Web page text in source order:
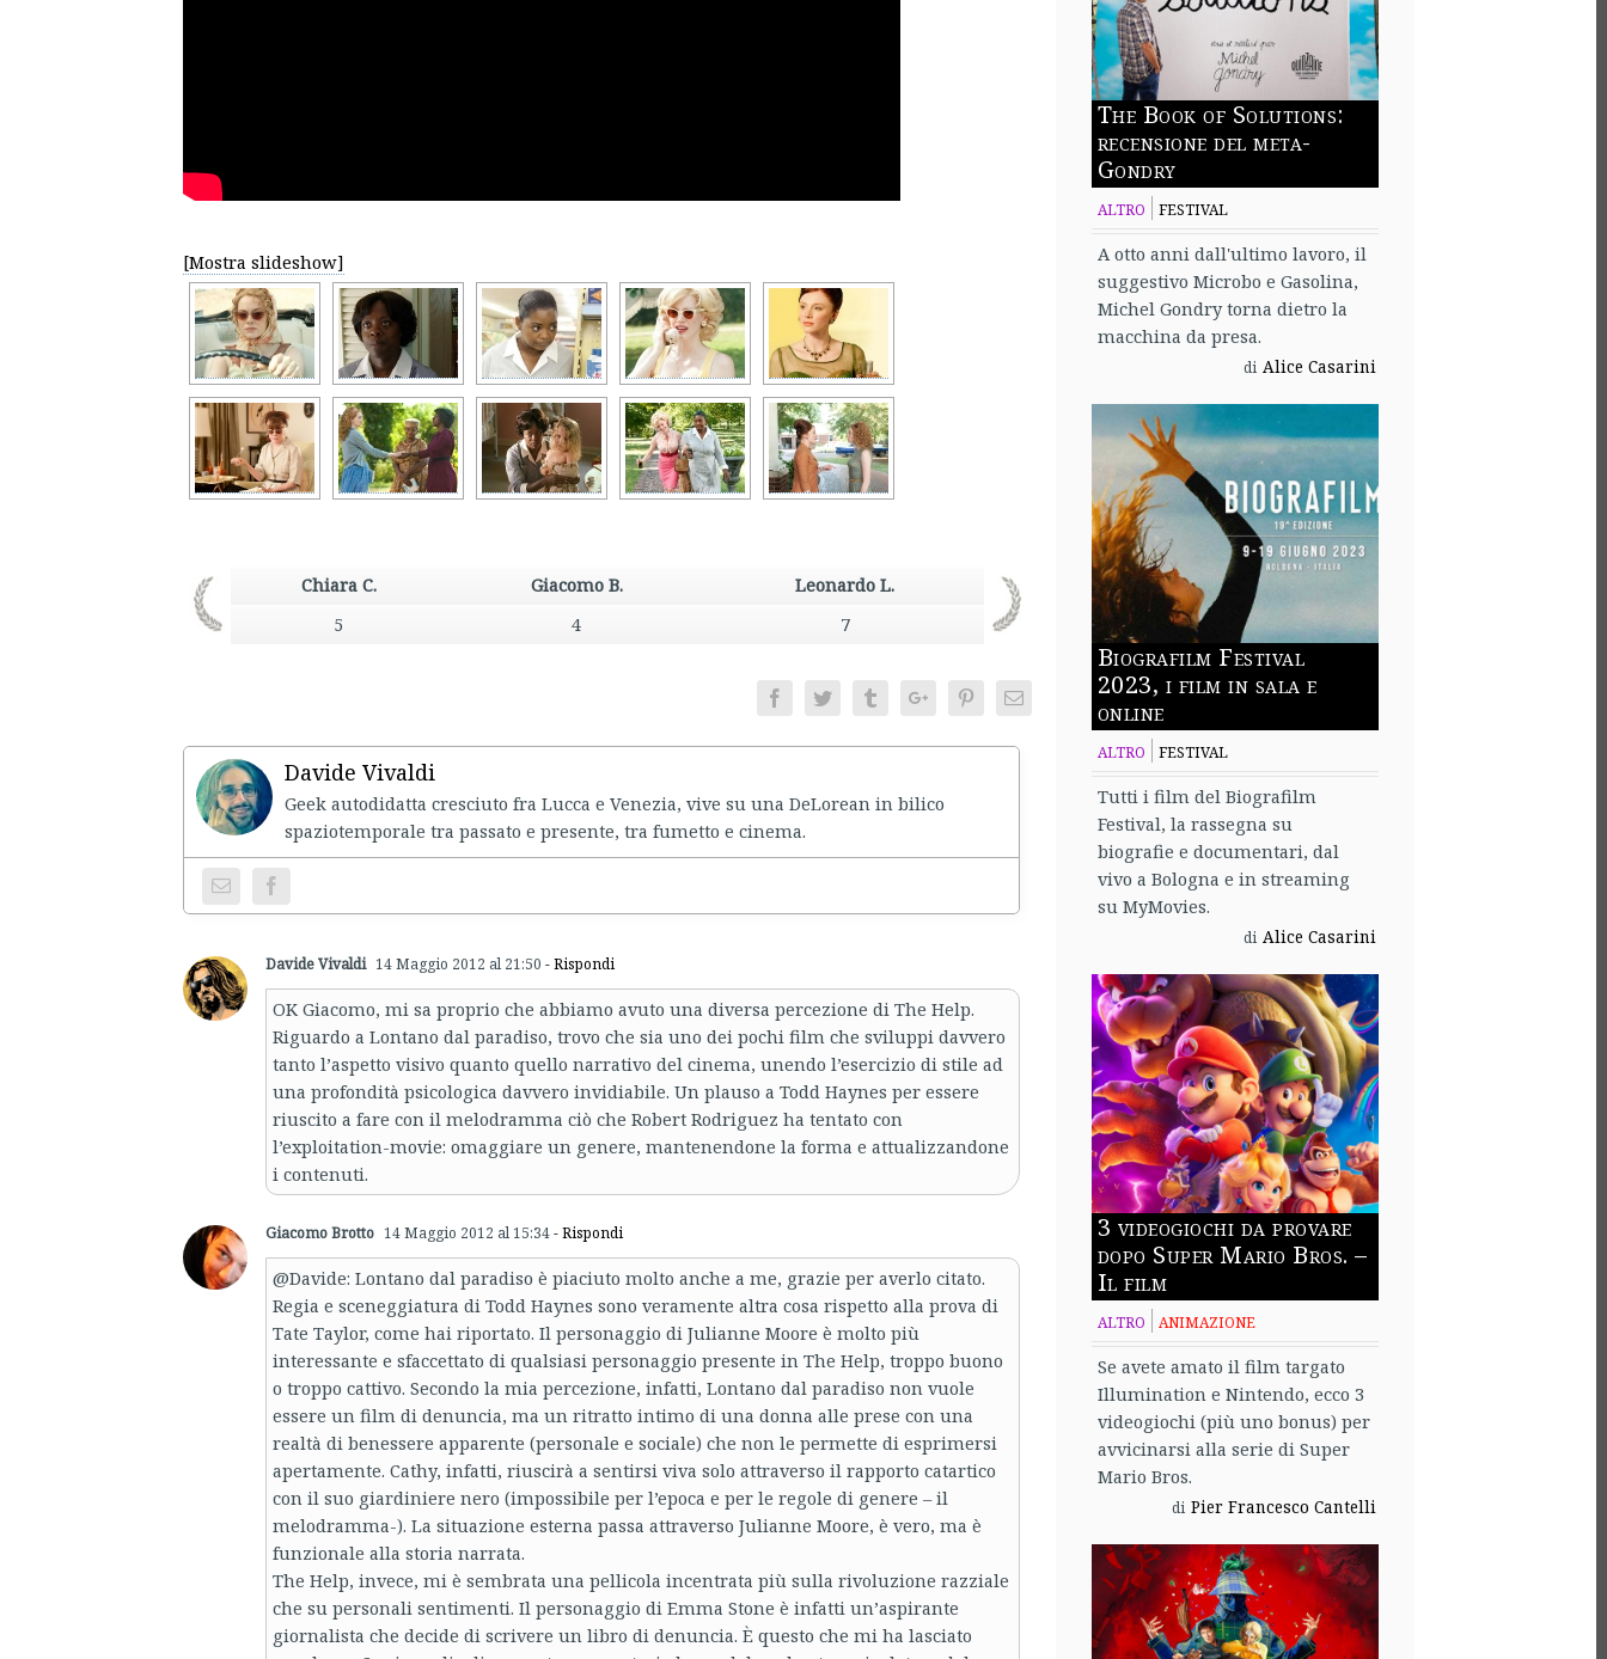
[Mostra slideshow]
Chiara C. Giacomo B.
Leonardo L.
5
4 7
FacebookTwitter TumblrGoogle+PinterestEmail
Davide Vivaldi
Geek autodidatta cresciuto fra Lucca e Venezia, vive su una DeLorean in bilico
spaziotemporale tra passato e presente, tra fumetto e cinema.
Davide Vivaldi 14 Maggio 2012 al 21:50 - Rispondi
OK Giacomo, mi sa proprio che abbiamo avuto una diversa percezione di The Help.
Riguardo a Lontano dal paradiso, trovo che sia uno dei pochi film che sviluppi davvero
tanto l’aspetto visivo quanto quello narrativo del cinema, unendo l’esercizio di stile ad
una profondità psicologica davvero invidiabile. Un plauso a Todd Haynes per essere
riuscito a fare con il melodramma ciò che Robert Rodriguez ha tentato con
l’exploitation-movie: omaggiare un genere, mantenendone la forma e attualizzandone
i contenuti.
Giacomo Brotto 14 Maggio 2012 al 15:34- Rispondi
@Davide: Lontano dal paradiso è piaciuto molto anche a me, grazie per averlo citato.
Regia e sceneggiatura di Todd Haynes sono veramente altra cosa rispetto alla prova di
Tate Taylor, come hai riportato. Il personaggio di Julianne Moore è molto più
interessante e sfaccettato di qualsiasi personaggio presente in The Help, troppo buono
o troppo cattivo. Secondo la mia percezione, infatti, Lontano dal paradiso non vuole
essere un film di denuncia, ma un ritratto intimo di una donna alle prese con una
realtà di benessere apparente (personale e sociale) che non le permette di esprimersi
apertamente. Cathy, infatti, riuscirà a sentirsi viva solo attraverso il rapporto catartico
con il suo giardiniere nero (impossibile per l’epoca e per le regole di genere – il
melodramma-). La situazione esterna passa attraverso Julianne Moore, è vero, ma è
funzionale alla storia narrata.
The Help, invece, mi è sembrata una pellicola incentrata più sulla rivoluzione razziale
che su personali sentimenti. Il personaggio di Emma Stone è infatti un’aspirante
giornalista che decide di scrivere un libro di denuncia. È questo che mi ha lasciato
The Book of Solutions:
recensione del meta-
Gondry
ALTRO FESTIVAL
A otto anni dall'ultimo lavoro, il
suggestivo Microbo e Gasolina,
Michel Gondry torna dietro la
macchina da presa.
di Alice Casarini
Biografilm Festival
2023, i film in sala e
online
ALTRO FESTIVAL
Tutti i film del Biografilm
Festival, la rassegna su
biografie e documentari, dal
vivo a Bologna e in streaming
su MyMovies.
di Alice Casarini
3 videogiochi da provare
dopo Super Mario Bros. –
Il film
ALTRO ANIMAZIONE
Se avete amato il film targato
Illumination e Nintendo, ecco 3
videogiochi (più uno bonus) per
avvicinarsi alla serie di Super
Mario Bros.
di Pier Francesco Cantelli